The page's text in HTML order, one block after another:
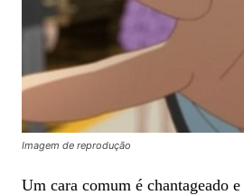
Imagem de reprodução
Um cara comum é chantageado